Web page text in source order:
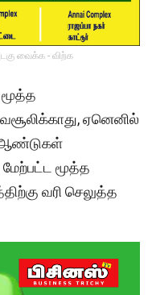
வைக்க - விற்க
மூத்த
வசூலிக்காது, ஏனெனில்
ஆண்டுகள்
மூத்த
வரி செலுத்த